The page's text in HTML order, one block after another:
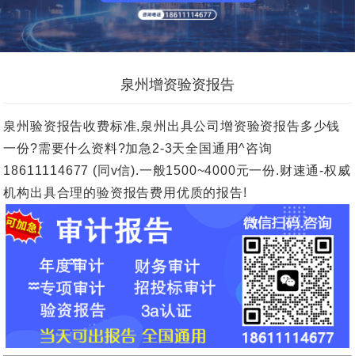
泉州增资验资报告
泉州验资报告收费标准,泉州出具公司增资验资报告多少钱
一份?需要什么资料?加急2-3天全国通用^咨询
18611114677 (同v信).一般1500~4000元一份.财速通-权威
机构出具合理的验资报告费用优质的报告!